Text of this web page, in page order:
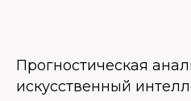
Прогностическая
искусственный